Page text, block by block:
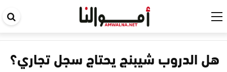
هل الدروب شيبنج يحتاج سجل تجاري؟